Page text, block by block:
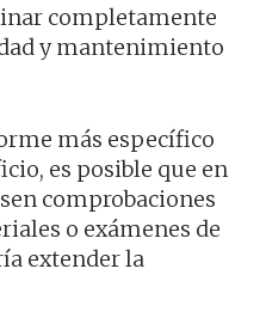
completamente
y mantenimiento
más específico
es posible que en
comprobaciones
o exámenes de
extender la